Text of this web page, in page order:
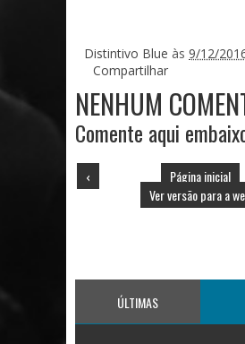
Distintivo Blue às 9/12/
Compartilhar
NENHUM
Comente aqui
‹
Página inicial
Ver versão para a
ÚLTIMAS